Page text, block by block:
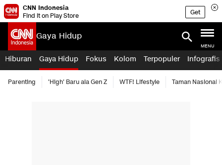
CNN Indonesia
Find it on Play Store
Get
Gaya Hidup
MENU
Hiburan Gaya Hidup Fokus Kolom Terpopuler Infografis
Parenting 'High' Baru ala Gen Z WTF! Lifestyle Taman Nasional